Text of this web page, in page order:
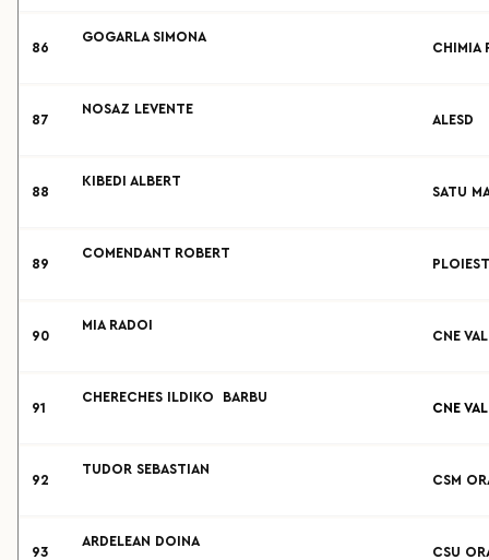
86
GOGARLA SIMONA
CHIMIA
87
NOSAZ LEVENTE
ALESD
88
KIBEDI ALBERT
SATU
89
COMENDANT ROBERT
90
MIA RADOI
CNE
91
CHERECHES ILDIKO BARBU
CNE
92
TUDOR SEBASTIAN
CSM
93
ARDELEAN DOINA
CSU